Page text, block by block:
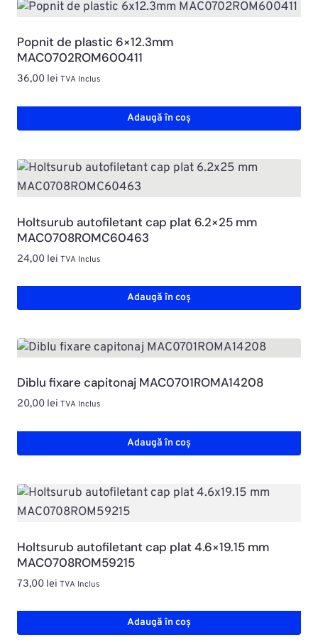
Popnit de plastic 6×12.3mm
MAC0702ROM600411
36,00 lei TVA Inclus
Adaugă în coș
Holtsurub autofiletant cap plat 6.2×25 mm
MAC0708ROMC60463
24,00 lei TVA Inclus
Adaugă în coș
Diblu fixare capitonaj MAC0701ROMA14208
20,00 lei TVA Inclus
Adaugă în coș
Holtsurub autofiletant cap plat 4.6×19.15 mm
MAC0708ROM59215
73,00 lei TVA Inclus
Adaugă în coș